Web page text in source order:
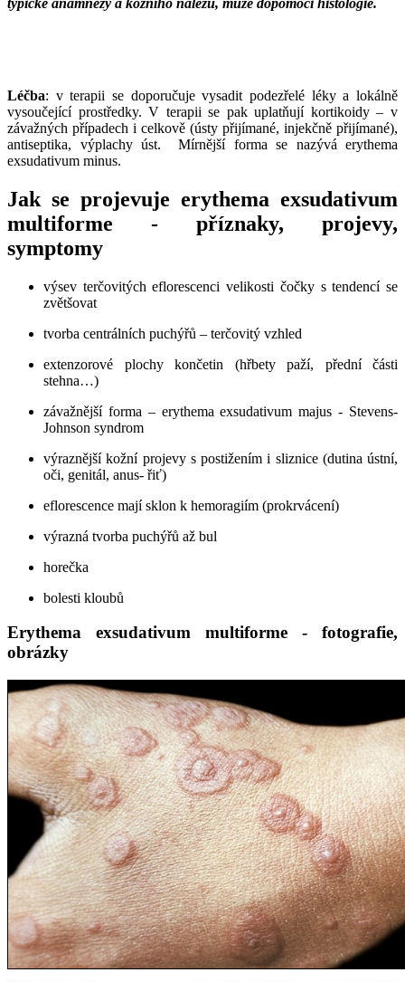
Léčba: v terapii se doporučuje vysadit podezřelé léky a lokálně
vysoučející prostředky. V terapii se pak uplatňují kortikoidy – v
závažných případech i celkově (ústy přijímané, injekčně přijímané),
antiseptika, výplachy úst. Mírnější forma se nazývá erythema
exsudativum minus.
Jak se projevuje erythema exsudativum
multiforme - příznaky, projevy,
symptomy
výsev terčovitých eflorescenci velikosti čočky s tendencí se
zvětšovat
tvorba centrálních puchýřů – terčovitý vzhled
extenzorové plochy končetin (hřbety paží, přední části
stehna…)
závažnější forma – erythema exsudativum majus - Stevens-
Johnson syndrom
výraznější kožní projevy s postižením i sliznice (dutina ústní,
oči, genitál, anus- řiť)
eflorescence mají sklon k hemoragiím (prokrvácení)
výrazná tvorba puchýřů až bul
horečka
bolesti kloubů
Erythema exsudativum multiforme - fotografie,
obrázky